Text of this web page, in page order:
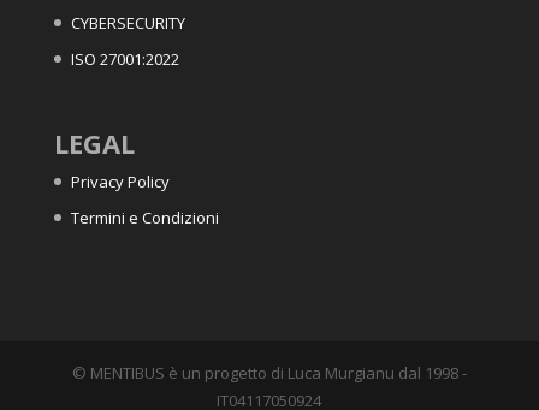
CYBERSECURITY
ISO 27001:2022
LEGAL
Privacy Policy
Termini e Condizioni
© MENTIBUS è un progetto di Luca Murgianu dal 1998 -
IT04117050924